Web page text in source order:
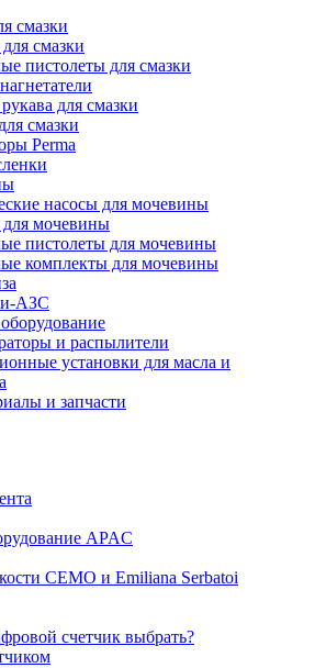
смазки
смазки
пистолеты для смазки
для смазки
смазки
Perma
насосы для мочевины
мочевины
пистолеты для мочевины
комплекты для мочевины
АЗС
и распылители
установки для масла и
и запчасти
APAC
CEMO и Emiliana Serbatoi
счетчик выбрать?